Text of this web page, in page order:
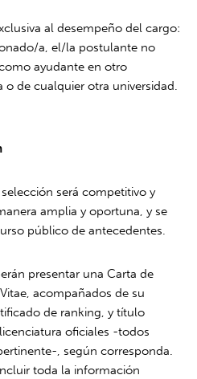
al desempeño del cargo:
a, el/la postulante no
ayudante en otro
de cualquier otra universidad.
será competitivo y
amplia y oportuna, y se
público de antecedentes.
presentar una Carta de
acompañados de su
de ranking, y título
oficiales -todos
, según corresponda.
toda la información